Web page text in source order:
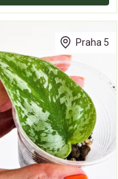
Praha 5